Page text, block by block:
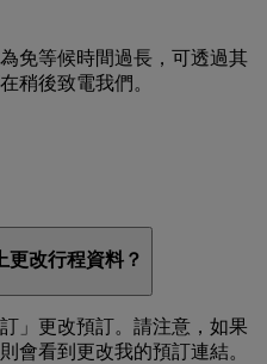
免等候時間過長，可透過其
稍後致電我們。
更改行程資料？
」更改預訂。請注意，如果
會看到更改我的預訂連結。